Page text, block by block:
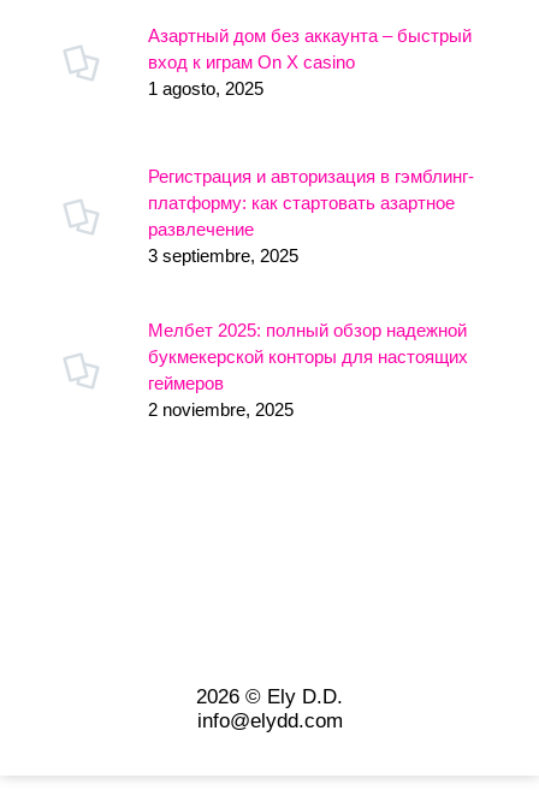
Азартный дом без аккаунта – быстрый
вход к играм On X casino
1 agosto, 2025
Регистрация и авторизация в гэмблинг-
платформу: как стартовать азартное
развлечение
3 septiembre, 2025
Мелбет 2025: полный обзор надежной
букмекерской конторы для настоящих
геймеров
2 noviembre, 2025
2026 © Ely D.D.
info@elydd.com